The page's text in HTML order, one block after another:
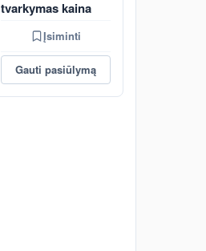
tvarkymas kaina
Įsiminti
Gauti pasiūlymą